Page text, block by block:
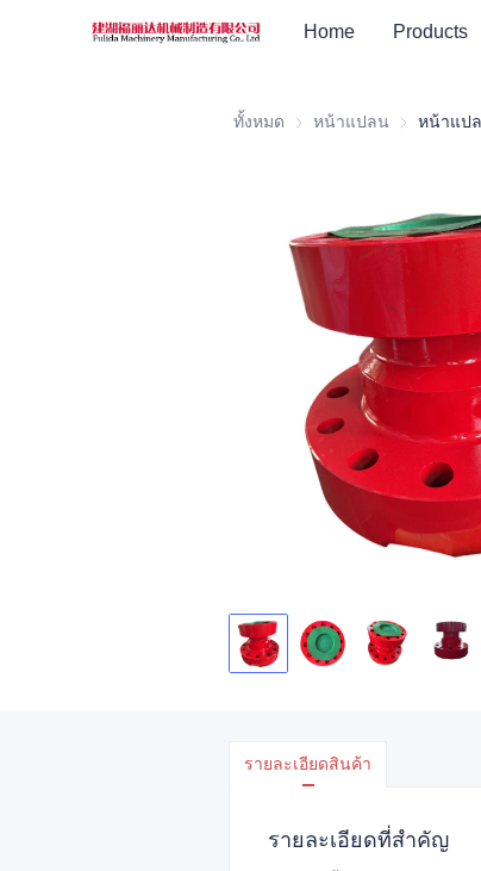
Home Products
ทั้งหมด หน้าแปลน หน้าแปลน
หน้าแป
รายละเอียดสินค้า
รายละเอียดที่สำคัญ